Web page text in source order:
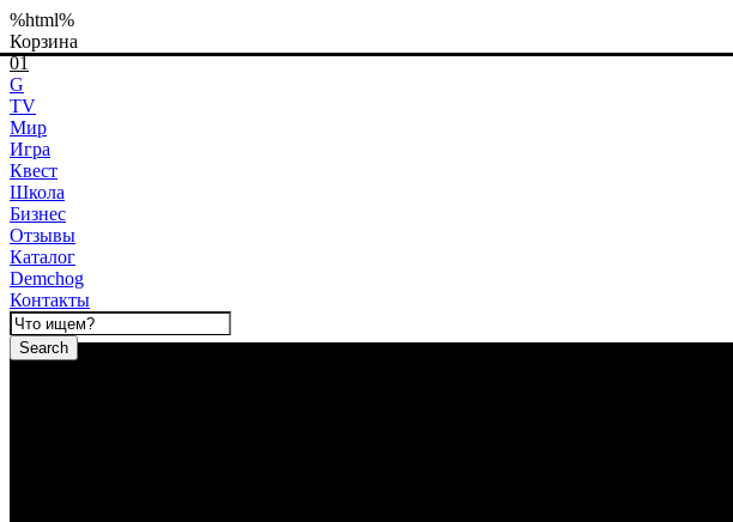
%html%
Корзина
01
G
TV
Мир
Игра
Квест
Школа
Бизнес
Отзывы
Каталог
Demchog
Контакты
Search